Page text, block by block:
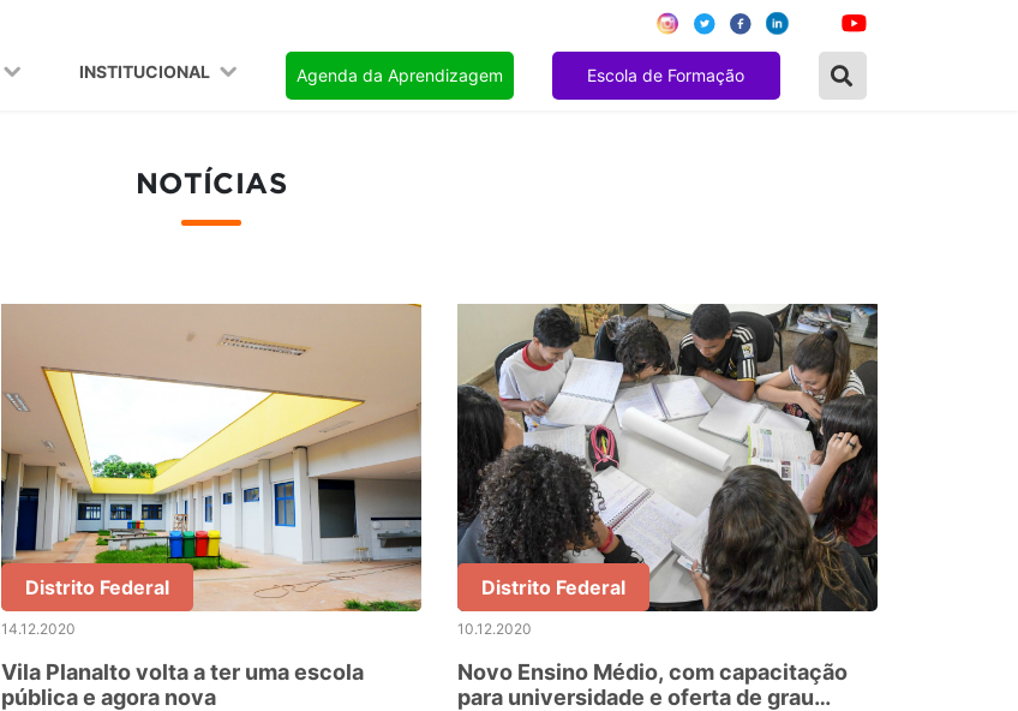
INSTITUCIONAL Agenda da Aprendizagem Escola de Formação
NOTÍCIAS
Distrito Federal
14.12.2020
Vila Planalto volta a ter uma escola
pública e agora nova
Distrito Federal
10.12.2020
Novo Ensino Médio, com capacitação
para universidade e oferta de grau